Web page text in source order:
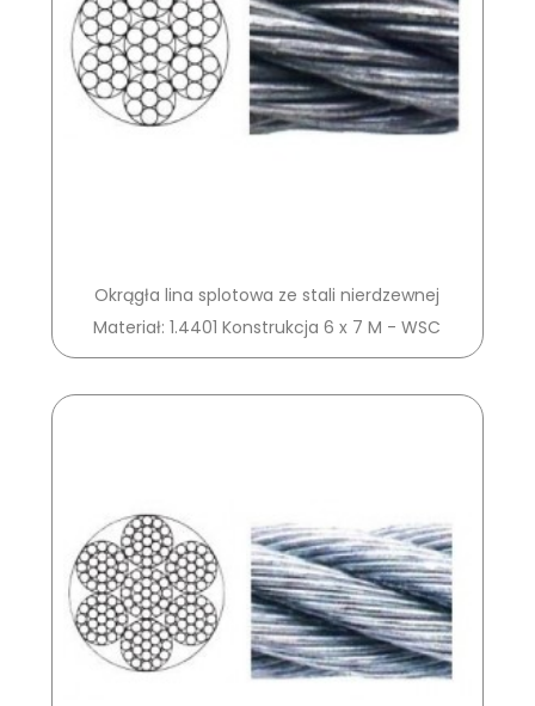
Okrągła lina splotowa ze stali nierdzewnej
Materiał: 1.4401 Konstrukcja 6 x 7 M - WSC